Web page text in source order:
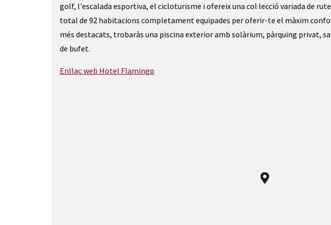
golf, l'escalada esportiva, el cicloturisme i ofereix una col·lecció variada de
total de 92 habitacions completament equipades per oferir-te el màxim
més destacats, trobaràs una piscina exterior amb solàrium, pàrquing privat,
de bufet.
Enllaç web Hotel Flamingo